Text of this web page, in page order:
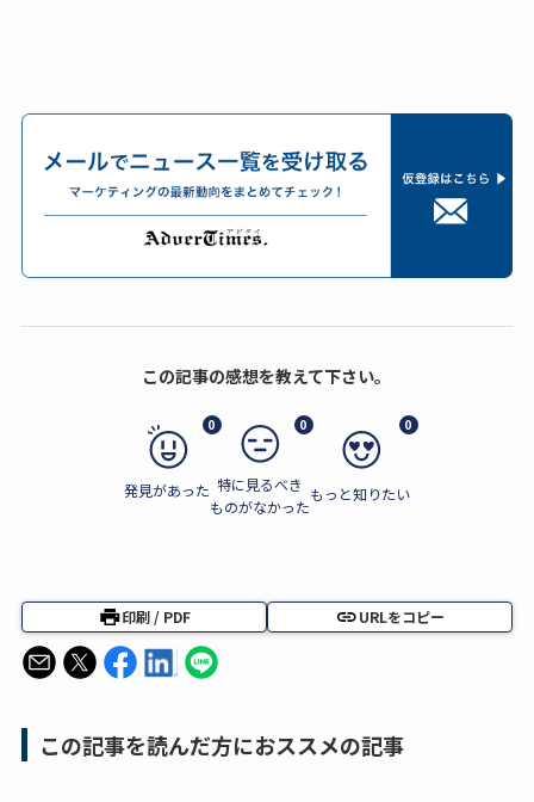
この記事の感想を教えて下さい。
0
発見があった
0
特に見るべき
ものがなかった
0
もっと知りたい
印刷 / PDF URLをコピー
この記事を読んだ方におススメの記事